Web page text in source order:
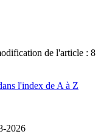
de l'article : 8
l'index de A à Z
2026